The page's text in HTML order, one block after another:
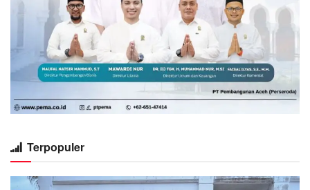
Terpopuler